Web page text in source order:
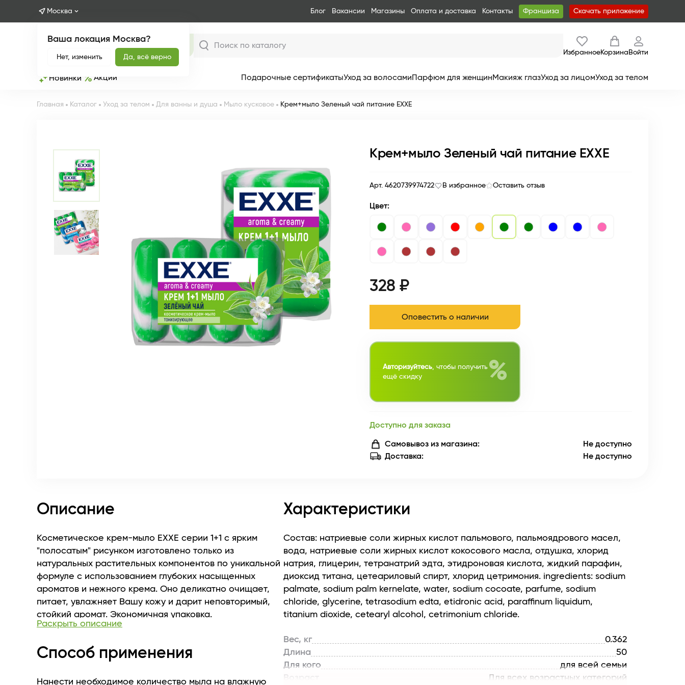
Москва Блог Вакансии Магазины Оплата и доставка Контакты Франшиза Скачать приложение
Ваша локация Москва?
Нет, изменить Да, всё верно
ИзбранноеКорзина Войти
Новинки Акции Подарочные сертификатыУход за волосамиПарфюм для женщинМакияж глазУход за лицомУход за телом
Главная Каталог Уход за телом Для ванны и душа Мыло кусковое Крем+мыло Зеленый чай питание EXXE
Крем+мыло Зеленый чай питание EXXE
Арт. 4620739974722 В избранное Оставить отзыв
Цвет:
328 ₽
Оповестить о наличии
Авторизуйтесь , чтобы получить
ещё скидку
%
Доступно для заказа
Самовывоз из магазина:
Не доступно
Доставка:
Не доступно
Описание
Косметическое крем-мыло EXXE серии 1+1 с ярким
"полосатым" рисунком изготовлено только из
натуральных растительных компонентов по уникальной
формуле с использованием глубоких насыщенных
ароматов и нежного крема. Оно деликатно очищает,
питает, увлажняет Вашу кожу и дарит неповторимый,
стойкий аромат. Экономичная упаковка.
Раскрыть описание
Способ применения
Нанести необходимое количество мыла на влажную
Характеристики
Состав: натриевые соли жирных кислот пальмового, пальмоядрового масел,
вода, натриевые соли жирных кислот кокосового масла, отдушка, хлорид
натрия, глицерин, тетранатрий эдта, этидроновая кислота, жидкий парафин,
диоксид титана, цетеариловый спирт, хлорид цетримония. ingredients: sodium
palmate, sodium palm kernelate, water, sodium cocoate, parfume, sodium
chloride, glycerine, tetrasodium edta, etidronic acid, paraffinum liquidum,
titanium dioxide, cetearyl alcohol, cetrimonium chloride.
Вес, кг
0.362
Длина
50
Для кого
для всей семьи
Возраст
Для всех возрастных категорий